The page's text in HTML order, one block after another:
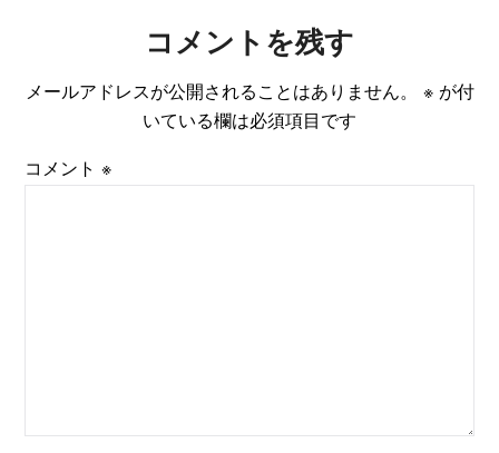
コメントを残す
メールアドレスが公開されることはありません。 ※が付
いている欄は必須項目です
コメント※